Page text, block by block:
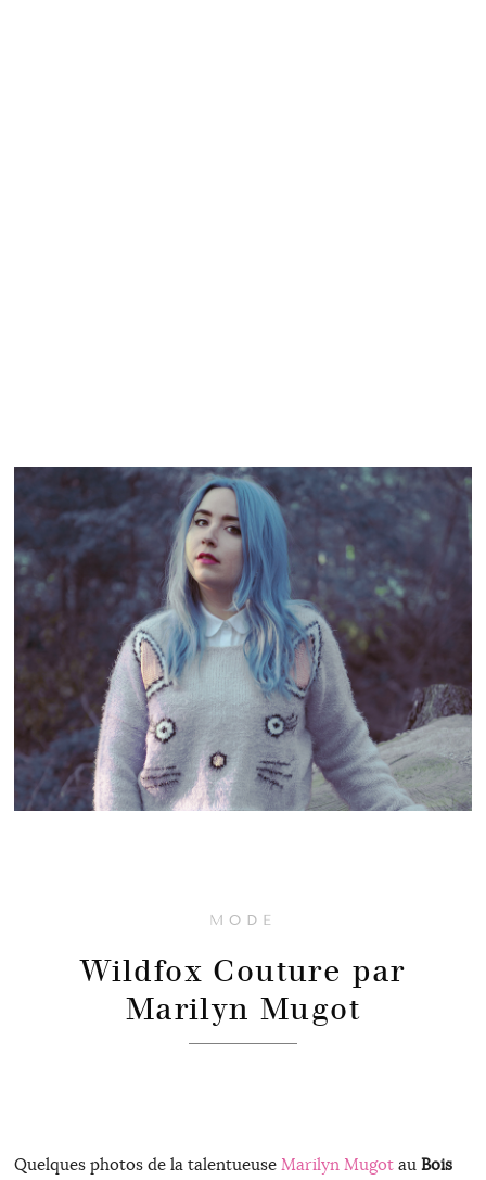
MODE
Wildfox Couture par
Marilyn Mugot
Quelques photos de la talentueuse Marilyn Mugotau Bois